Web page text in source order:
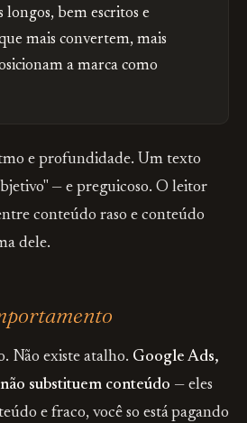
longos, bem escritos e
mais convertem, mais
a marca como
e profundidade. Um texto
— e preguicoso. O leitor
conteúdo raso e conteúdo
dele.
Não existe atalho. Google Ads,
substituem conteúdo — eles
e fraco, você so está pagando